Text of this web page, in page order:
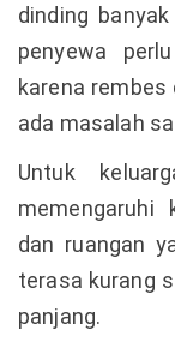
dinding
penyewa
karena rembes
ada masalah
Untuk
memengaruhi
dan ruangan
terasa kurang
panjang.